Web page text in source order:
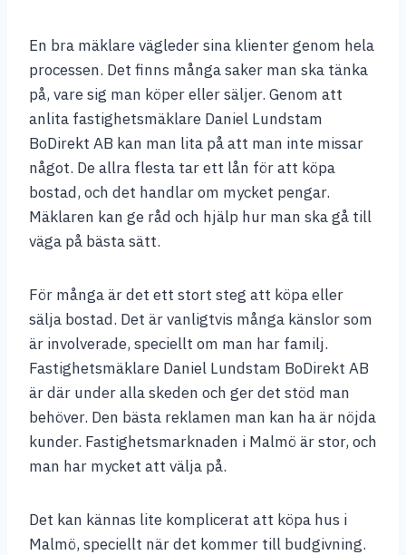
En bra mäklare vägleder sina klienter genom hela
processen. Det finns många saker man ska tänka
på, vare sig man köper eller säljer. Genom att
anlita fastighetsmäklare Daniel Lundstam
BoDirekt AB kan man lita på att man inte missar
något. De allra flesta tar ett lån för att köpa
bostad, och det handlar om mycket pengar.
Mäklaren kan ge råd och hjälp hur man ska gå till
väga på bästa sätt.
För många är det ett stort steg att köpa eller
sälja bostad. Det är vanligtvis många känslor som
är involverade, speciellt om man har familj.
Fastighetsmäklare Daniel Lundstam BoDirekt AB
är där under alla skeden och ger det stöd man
behöver. Den bästa reklamen man kan ha är nöjda
kunder. Fastighetsmarknaden i Malmö är stor, och
man har mycket att välja på.
Det kan kännas lite komplicerat att köpa hus i
Malmö, speciellt när det kommer till budgivning.